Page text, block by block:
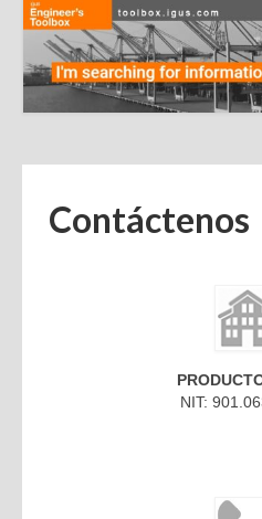
Contáctenos
NIT: